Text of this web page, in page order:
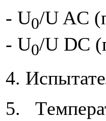
- U0/U AC
- U0/U DC
4.
5.